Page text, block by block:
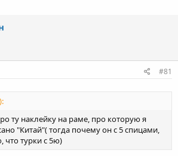
#81
ту наклейку на раме, про которую я
"Китай"( тогда почему он с 5 спицами,
что турки с 5ю)